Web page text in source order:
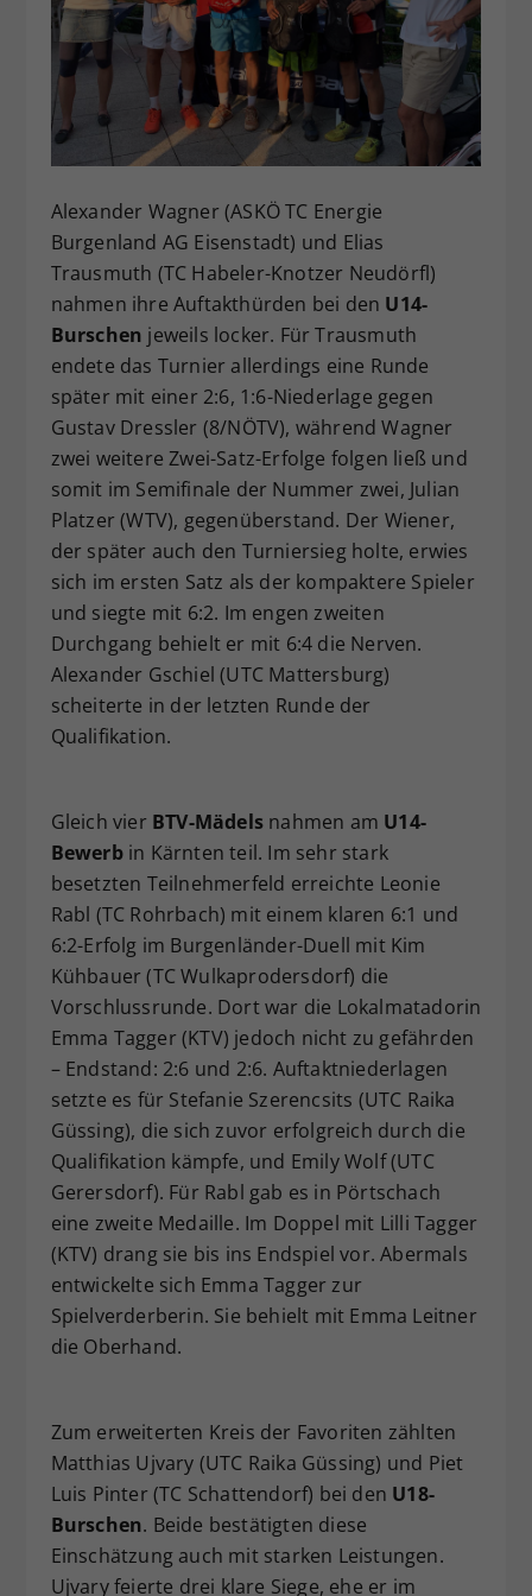
Alexander Wagner (ASKÖ TC Energie
Burgenland AG Eisenstadt) und Elias
Trausmuth (TC Habeler-Knotzer Neudörfl)
nahmen ihre Auftakthürden bei den U14-
Burschen jeweils locker. Für Trausmuth
endete das Turnier allerdings eine Runde
später mit einer 2:6, 1:6-Niederlage gegen
Gustav Dressler (8/NÖTV), während Wagner
zwei weitere Zwei-Satz-Erfolge folgen ließ und
somit im Semifinale der Nummer zwei, Julian
Platzer (WTV), gegenüberstand. Der Wiener,
der später auch den Turniersieg holte, erwies
sich im ersten Satz als der kompaktere Spieler
und siegte mit 6:2. Im engen zweiten
Durchgang behielt er mit 6:4 die Nerven.
Alexander Gschiel (UTC Mattersburg)
scheiterte in der letzten Runde der
Qualifikation.
Gleich vier BTV-Mädelsnahmen am U14-
Bewerbin Kärnten teil. Im sehr stark
besetzten Teilnehmerfeld erreichte Leonie
Rabl (TC Rohrbach) mit einem klaren 6:1 und
6:2-Erfolg im Burgenländer-Duell mit Kim
Kühbauer (TC Wulkaprodersdorf) die
Vorschlussrunde. Dort war die Lokalmatadorin
Emma Tagger (KTV) jedoch nicht zu gefährden
– Endstand: 2:6 und 2:6. Auftaktniederlagen
setzte es für Stefanie Szerencsits (UTC Raika
Güssing), die sich zuvor erfolgreich durch die
Qualifikation kämpfe, und Emily Wolf (UTC
Gerersdorf). Für Rabl gab es in Pörtschach
eine zweite Medaille. Im Doppel mit Lilli Tagger
(KTV) drang sie bis ins Endspiel vor. Abermals
entwickelte sich Emma Tagger zur
Spielverderberin. Sie behielt mit Emma Leitner
die Oberhand.
Zum erweiterten Kreis der Favoriten zählten
Matthias Ujvary (UTC Raika Güssing) und Piet
Luis Pinter (TC Schattendorf) bei den U18-
Burschen. Beide bestätigten diese
Einschätzung auch mit starken Leistungen.
Ujvary feierte drei klare Siege, ehe er im
Zweck
Dieser Wert speichert Ihre Consent-
Einstellungen. Unter anderem eine
zufällig generierte ID, für die
historische Speicherung Ihrer
vorgenommen Einstellungen, falls der
Webseiten-Betreiber dies eingestellt